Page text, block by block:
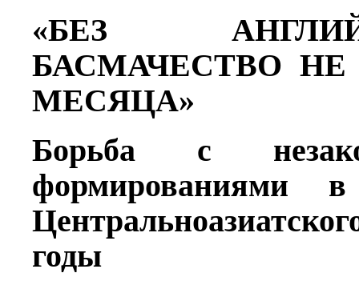
«БЕЗ
БАСМАЧЕСТВО НЕ
МЕСЯЦА»
Борьба с
формированиями
в
годы